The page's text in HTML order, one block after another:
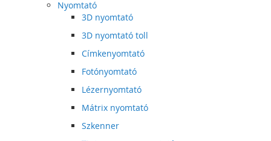
Nyomtató
3D nyomtató
3D nyomtató toll
Címkenyomtató
Fotónyomtató
Lézernyomtató
Mátrix nyomtató
Szkenner